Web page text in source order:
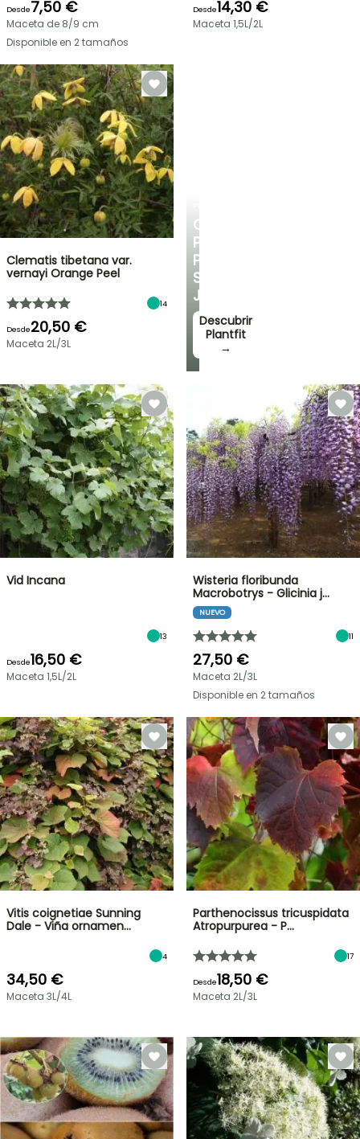
CONSEJOS
PERSONALIZADOS
PARA
SU
JARDÍN
Descubrir
Plantfit
→
Desde7,50 €
Maceta de 8/9 cm
Disponible en 2 tamaños
Desde14,30 €
Maceta 1,5L/2L
Clematis tibetana var.
vernayi Orange Peel
14
Desde20,50 €
Maceta 2L/3L
Vid Incana
13
Desde16,50 €
Maceta 1,5L/2L
Wisteria floribunda
Macrobotrys - Glicinia j…
NUEVO
11
27,50 €
Maceta 2L/3L
Disponible en 2 tamaños
Vitis coignetiae Sunning
Dale - Viña ornamen…
4
34,50 €
Maceta 3L/4L
Parthenocissus tricuspidata
Atropurpurea - P…
17
Desde18,50 €
Maceta 2L/3L